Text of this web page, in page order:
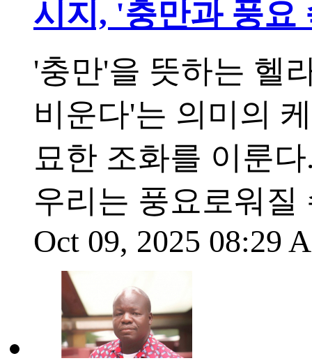
시지, '충만과 풍요
'충만'을 뜻하는 헬
비운다'는 의미의
묘한 조화를 이룬
우리는 풍요로워
Oct 09, 2025 08:29